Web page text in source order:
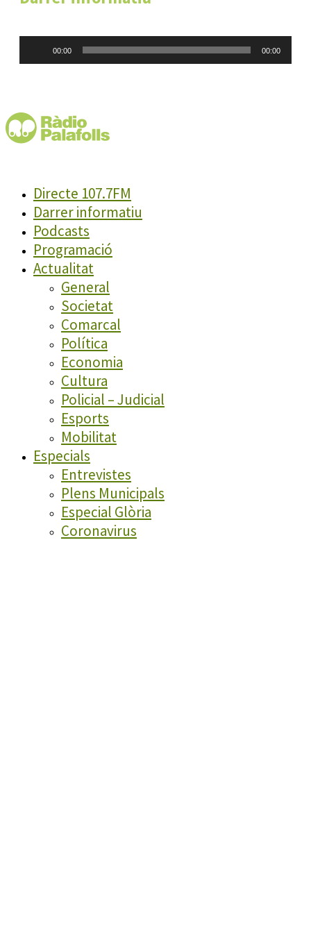
00:00 00:00
Directe 107.7FM
Darrer informatiu
Podcasts
Programació
Actualitat
General
Societat
Comarcal
Política
Economia
Cultura
Policial – Judicial
Esports
Mobilitat
Especials
Entrevistes
Plens Municipals
Especial Glòria
Coronavirus